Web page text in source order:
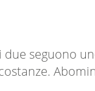
seguono